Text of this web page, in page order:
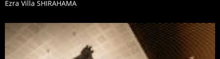
Ezra Villa SHIRAHAMA